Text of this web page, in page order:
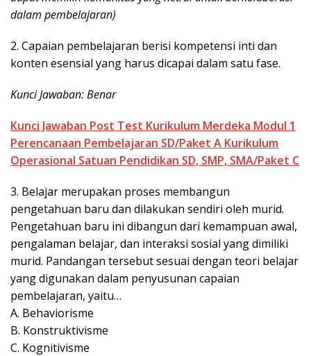
dalam pembelajaran)
2. Capaian pembelajaran berisi kompetensi inti dan
konten esensial yang harus dicapai dalam satu fase.
Kunci Jawaban: Benar
Kunci Jawaban Post Test Kurikulum Merdeka Modul 1
Perencanaan Pembelajaran SD/Paket A Kurikulum
Operasional Satuan Pendidikan SD, SMP, SMA/Paket C
3. Belajar merupakan proses membangun
pengetahuan baru dan dilakukan sendiri oleh murid.
Pengetahuan baru ini dibangun dari kemampuan awal,
pengalaman belajar, dan interaksi sosial yang dimiliki
murid. Pandangan tersebut sesuai dengan teori belajar
yang digunakan dalam penyusunan capaian
pembelajaran, yaitu…
A. Behaviorisme
B. Konstruktivisme
C. Kognitivisme